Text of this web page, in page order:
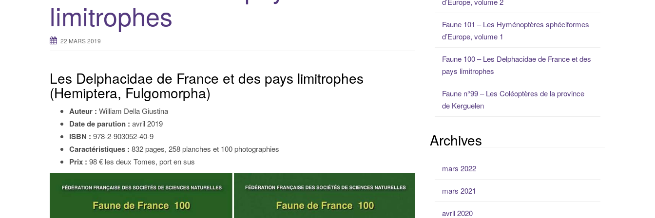
limitrophes
22 MARS 2019
Les Delphacidae de France et des pays limitrophes
(Hemiptera, Fulgomorpha)
Auteur : William Della Giustina
Date de parution : avril 2019
ISBN : 978-2-903052-40-9
Caractéristiques : 832 pages, 258 planches et 100 photographies
Prix : 98 € les deux Tomes, port en sus
Faune 101 – Les Hyménoptères sphéciformes
d’Europe, volume 1
Faune 100 – Les Delphacidae de France et des
pays limitrophes
Faune n°99 – Les Coléoptères de la province
de Kerguelen
Archives
mars 2022
mars 2021
avril 2020